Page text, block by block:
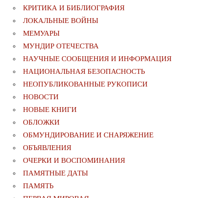
КРИТИКА И БИБЛИОГРАФИЯ
ЛОКАЛЬНЫЕ ВОЙНЫ
МЕМУАРЫ
МУНДИР ОТЕЧЕСТВА
НАУЧНЫЕ СООБЩЕНИЯ И ИНФОРМАЦИЯ
НАЦИОНАЛЬНАЯ БЕЗОПАСНОСТЬ
НЕОПУБЛИКОВАННЫЕ РУКОПИСИ
НОВОСТИ
НОВЫЕ КНИГИ
ОБЛОЖКИ
ОБМУНДИРОВАНИЕ И СНАРЯЖЕНИЕ
ОБЪЯВЛЕНИЯ
ОЧЕРКИ И ВОСПОМИНАНИЯ
ПАМЯТНЫЕ ДАТЫ
ПАМЯТЬ